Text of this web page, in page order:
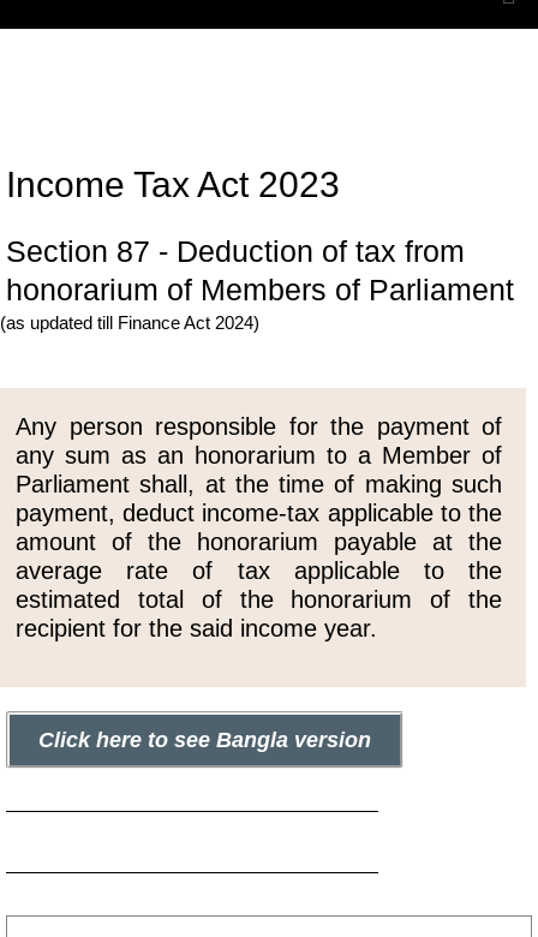
Income Tax Act 2023
Section 87 - Deduction of tax from
honorarium of Members of Parliament
(as updated till Finance Act 2024)
Any person responsible for the payment of
any sum as an honorarium to a Member of
Parliament shall, at the time of making such
payment, deduct income-tax applicable to the
amount of the honorarium payable at the
average rate of tax applicable to the
estimated total of the honorarium of the
recipient for the said income year.
Click here to see Bangla version